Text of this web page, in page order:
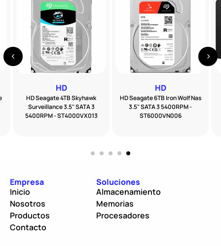
HD
HD Seagate 6TB Iron Wolf Nas
3.5" SATA 3 5400RPM -
ST6000VN006
HD
HD Seagate 4TB Skyhawk
Surveillance 3.5" SATA 3
5400RPM - ST4000VX013
Empresa
Inicio
Nosotros
Productos
Contacto
Soluciones
Almacenamiento
Memorias
Procesadores